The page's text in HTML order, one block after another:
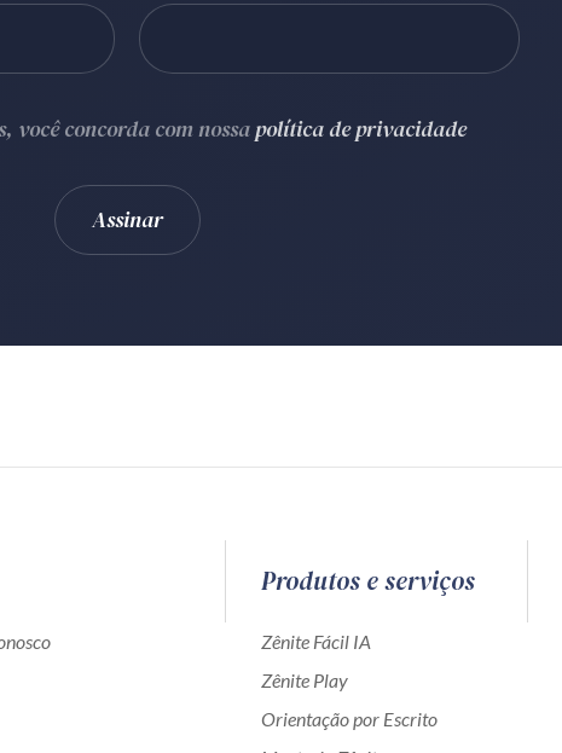
você concorda com nossapolítica de privacidade
Produtos e serviços
Zênite Fácil IA
Zênite Play
Orientação por Escrito